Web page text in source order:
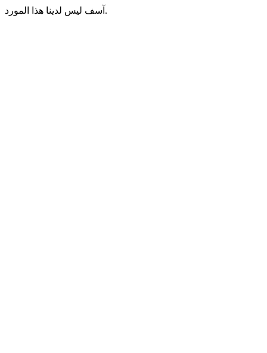
آسف ليس لدينا هذا المورد.